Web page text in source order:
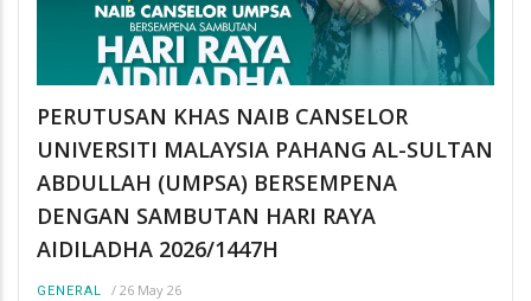
PERUTUSAN KHAS NAIB CANSELOR
UNIVERSITI MALAYSIA PAHANG AL-SULTAN
ABDULLAH (UMPSA) BERSEMPENA
DENGAN SAMBUTAN HARI RAYA
AIDILADHA 2026/1447H
GENERAL / 26 May 26